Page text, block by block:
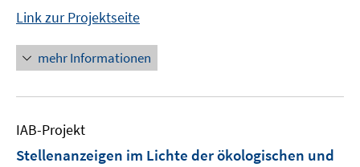
Link zur Projektseite
mehr Informationen
IAB-Projekt
Stellenanzeigen im Lichte der ökologischen und